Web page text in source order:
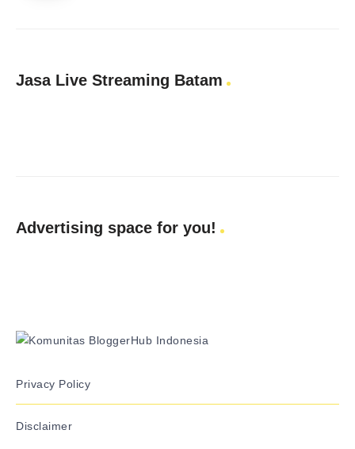
Jasa Live Streaming Batam
Advertising space for you!
Privacy Policy
Disclaimer